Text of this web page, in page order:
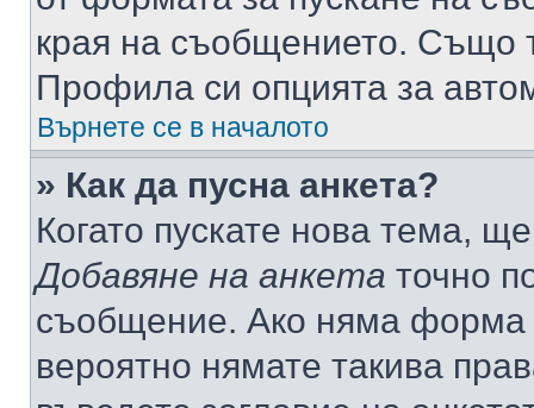
края на съобщението. Също
Профила си опцията за
Върнете се в началото
» Как да пусна анкета?
Когато пускате нова тема,
Добавяне на анкета точно
съобщение. Ако няма форма
вероятно нямате такива